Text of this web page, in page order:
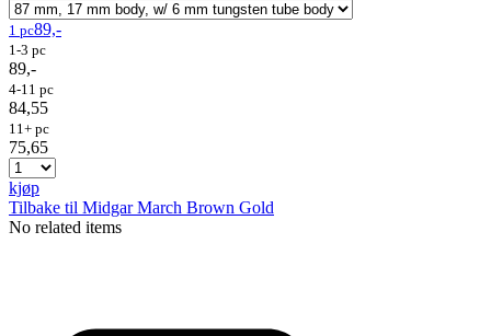
1 pc89,-
1-3 pc
89,-
4-11 pc
84,55
11+ pc
75,65
kjøp
Tilbake til Midgar March Brown Gold
No related items